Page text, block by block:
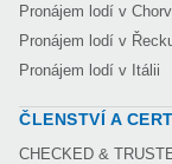
Pronájem lodí v
Pronájem lodí v
Pronájem lodí v Itálii
ČLENSTVÍ A
CHECKED &